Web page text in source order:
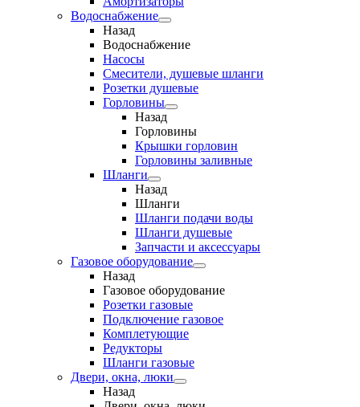
Водоснабжение
Назад
Водоснабжение
Насосы
Смесители, душевые шланги
Розетки душевые
Горловины
Назад
Горловины
Крышки горловин
Горловины заливные
Шланги
Назад
Шланги
Шланги подачи воды
Шланги душевые
Запчасти и аксессуары
Газовое оборудование
Назад
Газовое оборудование
Розетки газовые
Подключение газовое
Комплетующие
Редукторы
Шланги газовые
Двери, окна, люки
Назад